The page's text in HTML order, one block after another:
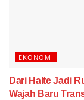
EKONOMI
Dari Halte Jadi
Wajah Baru